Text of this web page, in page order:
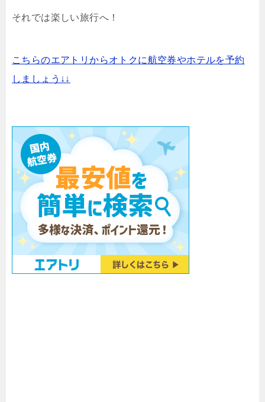
それでは楽しい旅行へ！
こちらのエアトリからオトクに航空券やホテルを予約
しましょう↓↓